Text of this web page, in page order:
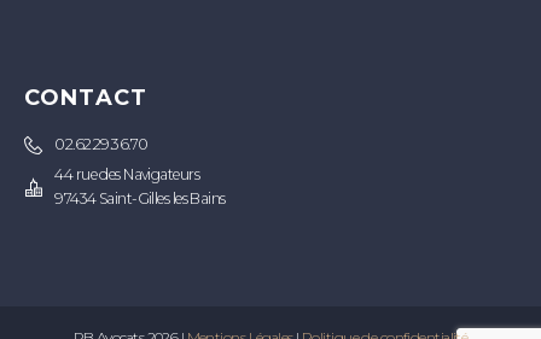
CONTACT
02.62.29.36.70
44 rue des Navigateurs
97434 Saint-Gilles les Bains